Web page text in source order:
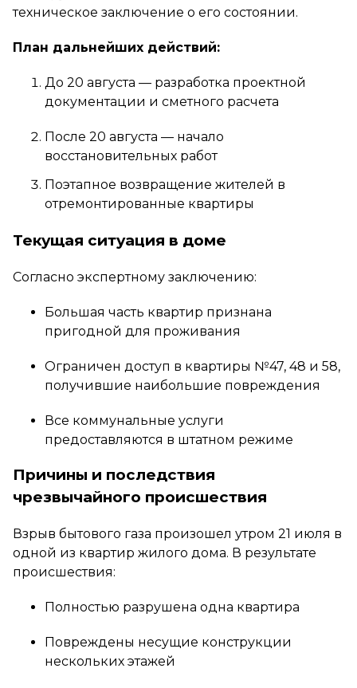
техническое заключение о его состоянии.
План дальнейших действий:
До 20 августа — разработка проектной
документации и сметного расчета
После 20 августа — начало
восстановительных работ
Поэтапное возвращение жителей в
отремонтированные квартиры
Текущая ситуация в доме
Согласно экспертному заключению:
Большая часть квартир признана
пригодной для проживания
Ограничен доступ в квартиры №47, 48 и 58,
получившие наибольшие повреждения
Все коммунальные услуги
предоставляются в штатном режиме
Причины и последствия
чрезвычайного происшествия
Взрыв бытового газа произошел утром 21 июля в
одной из квартир жилого дома. В результате
происшествия:
Полностью разрушена одна квартира
Повреждены несущие конструкции
нескольких этажей